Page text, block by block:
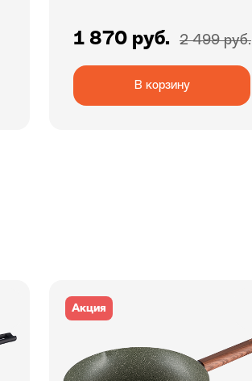
1 870 руб. 2 499 руб.
В корзину
Акция